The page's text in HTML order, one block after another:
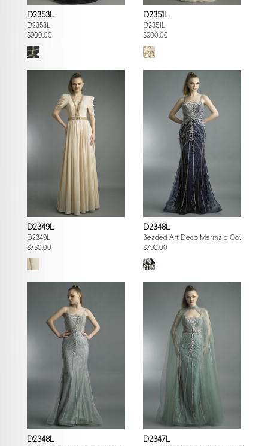
D2353L
D2353L
$900.00
D2351L
D2351L
$900.00
D2349L
D2349L
$750.00
D2348L
Beaded Art Deco Mermaid Gown
$790.00
D2348L D2347L